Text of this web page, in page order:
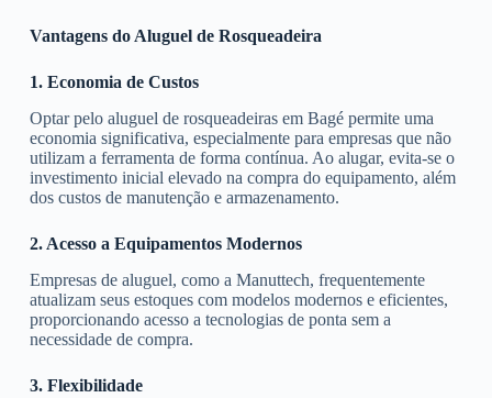
Vantagens do Aluguel de Rosqueadeira
1. Economia de Custos
Optar pelo aluguel de rosqueadeiras em Bagé permite uma
economia significativa, especialmente para empresas que não
utilizam a ferramenta de forma contínua. Ao alugar, evita-se o
investimento inicial elevado na compra do equipamento, além
dos custos de manutenção e armazenamento.
2. Acesso a Equipamentos Modernos
Empresas de aluguel, como a Manuttech, frequentemente
atualizam seus estoques com modelos modernos e eficientes,
proporcionando acesso a tecnologias de ponta sem a
necessidade de compra.
3. Flexibilidade